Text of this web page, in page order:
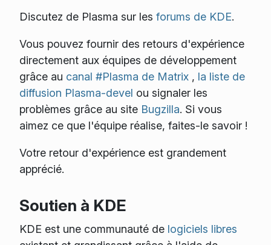
Discutez de Plasma sur les forums de KDE.
Vous pouvez fournir des retours d'expérience
directement aux équipes de développement
grâce au canal #Plasma de Matrix , la liste de
diffusion Plasma-devel ou signaler les
problèmes grâce au site Bugzilla. Si vous
aimez ce que l'équipe réalise, faites-le savoir !
Votre retour d'expérience est grandement
apprécié.
Soutien à KDE
KDE est une communauté de logiciels libres